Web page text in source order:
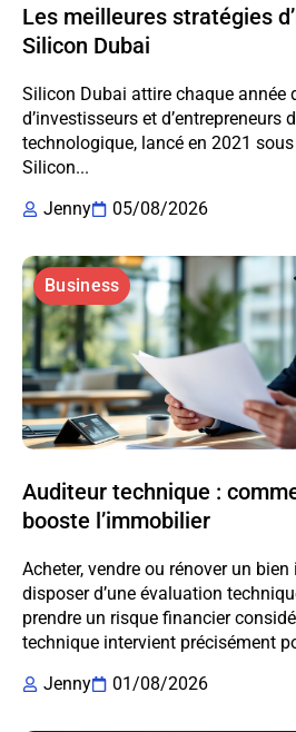
Les meilleures stratégies
Silicon Dubai
Silicon Dubai attire chaque année
d’investisseurs et d’entrepreneurs
technologique, lancé en 2021 sous
Silicon...
Jenny
05/08/2026
Business
Auditeur technique :
booste l’immobilier
Acheter, vendre ou rénover un
disposer d’une évaluation
prendre un risque financier
technique intervient précisément
Jenny
01/08/2026